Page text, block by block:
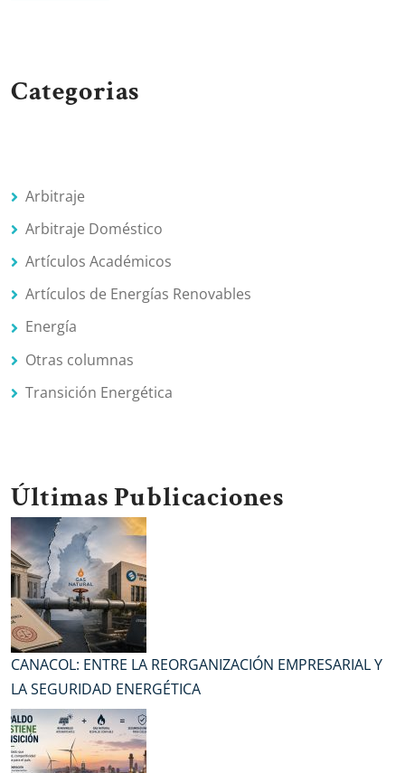
Categorias
Arbitraje
Arbitraje Doméstico
Artículos Académicos
Artículos de Energías Renovables
Energía
Otras columnas
Transición Energética
Últimas Publicaciones
CANACOL: ENTRE LA REORGANIZACIÓN EMPRESARIAL Y
LA SEGURIDAD ENERGÉTICA